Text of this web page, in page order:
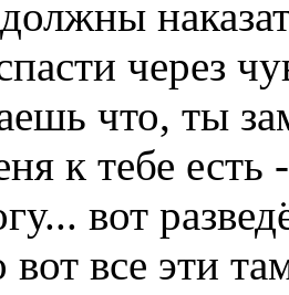
через
что, ты
к тебе есть
вот
все эти